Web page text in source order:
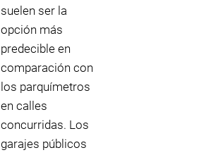
suelen ser la
opción más
predecible en
comparación con
los parquímetros
en calles
concurridas. Los
garajes públicos